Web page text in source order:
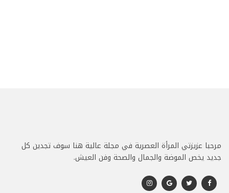
مرحبا عزيزتي المرأة العصرية في مجلة عالية هنا سوف تجدين كل
جديد يخص الموضة والجمال والصحة وفن العيش.